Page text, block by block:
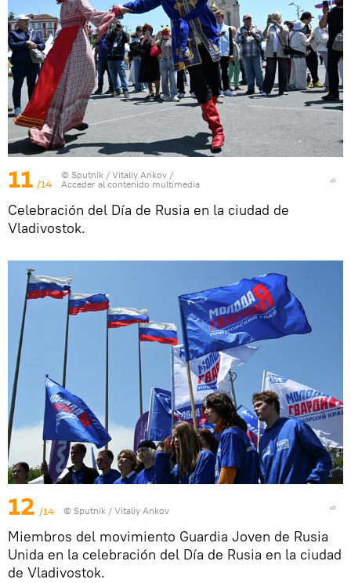
11 /14
© Sputnik / Vitaliy Ankov /
Acceder al contenido multimedia
Celebración del Día de Rusia en la ciudad de
Vladivostok.
12 /14 © Sputnik / Vitaliy Ankov
Miembros del movimiento Guardia Joven de Rusia
Unida en la celebración del Día de Rusia en la ciudad
de Vladivostok.